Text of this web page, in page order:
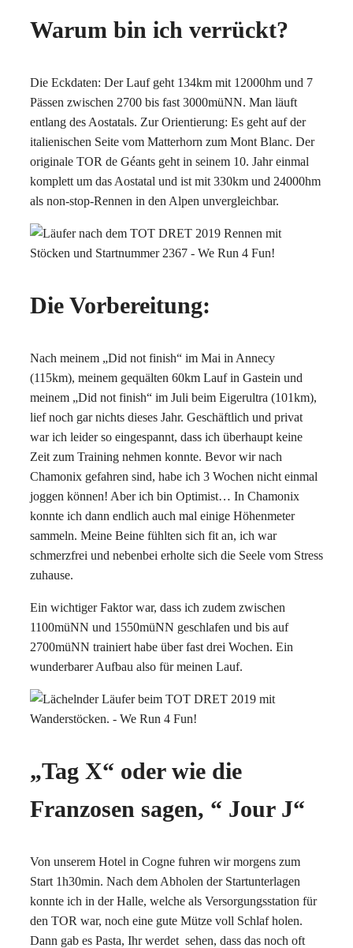
Warum bin ich verrückt?
Die Eckdaten: Der Lauf geht 134km mit 12000hm und 7
Pässen zwischen 2700 bis fast 3000müNN. Man läuft
entlang des Aostatals. Zur Orientierung: Es geht auf der
italienischen Seite vom Matterhorn zum Mont Blanc. Der
originale TOR de Géants geht in seinem 10. Jahr einmal
komplett um das Aostatal und ist mit 330km und 24000hm
als non-stop-Rennen in den Alpen unvergleichbar.
Die Vorbereitung:
Nach meinem „Did not finish“ im Mai in Annecy
(115km), meinem gequälten 60km Lauf in Gastein und
meinem „Did not finish“ im Juli beim Eigerultra (101km),
lief noch gar nichts dieses Jahr. Geschäftlich und privat
war ich leider so eingespannt, dass ich überhaupt keine
Zeit zum Training nehmen konnte. Bevor wir nach
Chamonix gefahren sind, habe ich 3 Wochen nicht einmal
joggen können! Aber ich bin Optimist… In Chamonix
konnte ich dann endlich auch mal einige Höhenmeter
sammeln. Meine Beine fühlten sich fit an, ich war
schmerzfrei und nebenbei erholte sich die Seele vom Stress
zuhause.
Ein wichtiger Faktor war, dass ich zudem zwischen
1100müNN und 1550müNN geschlafen und bis auf
2700müNN trainiert habe über fast drei Wochen. Ein
wunderbarer Aufbau also für meinen Lauf.
„Tag X“ oder wie die
Franzosen sagen, “ Jour J“
Von unserem Hotel in Cogne fuhren wir morgens zum
Start 1h30min. Nach dem Abholen der Startunterlagen
konnte ich in der Halle, welche als Versorgungsstation für
den TOR war, noch eine gute Mütze voll Schlaf holen.
Dann gab es Pasta, Ihr werdet sehen, dass das noch oft